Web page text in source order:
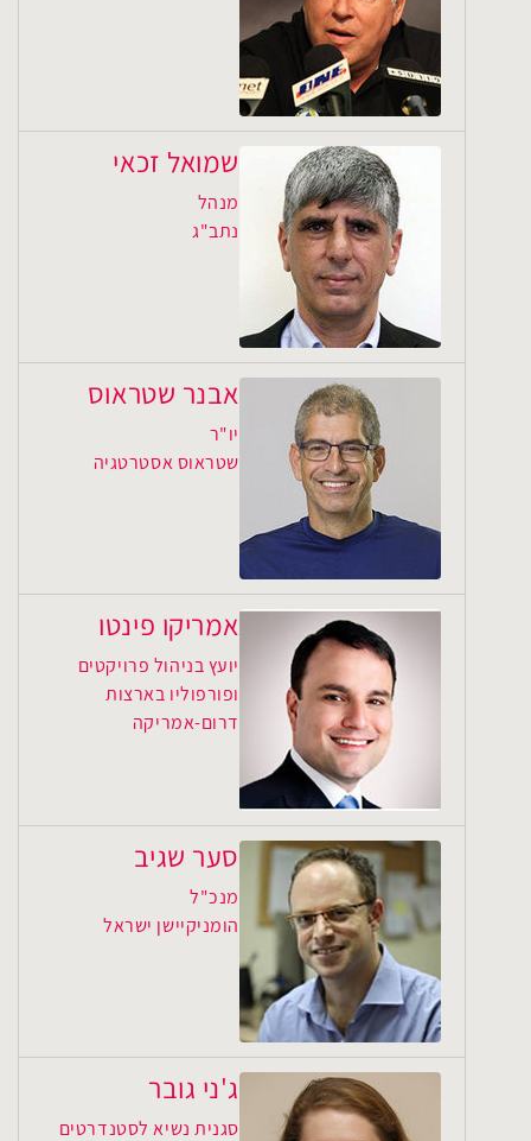
שמואל זכאי
מנהל
נתב"ג
אבנר שטראוס
יו"ר
שטראוס אסטרטגיה
אמריקו פינטו
יועץ בניהול פרויקטים
ופורפוליו בארצות
דרום-אמריקה
סער שגיב
מנכ"ל
הומניקיישן ישראל
ג'ני גובר
סגנית נשיא לסטנדרטים